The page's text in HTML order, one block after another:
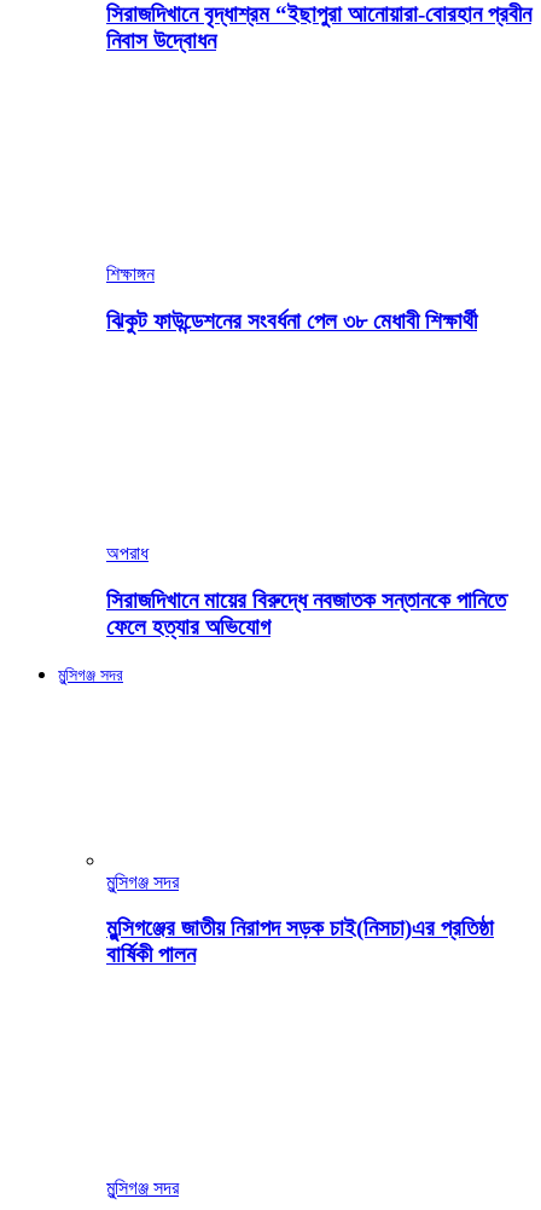
সিরাজদিখানে বৃদ্ধাশ্রম “ইছাপুরা আনোয়ারা-বোরহান প্রবীন
নিবাস উদ্বোধন
শিক্ষাঙ্গন
ঝিকুট ফাউন্ডেশনের সংবর্ধনা পেল ৩৮ মেধাবী শিক্ষার্থী
অপরাধ
সিরাজদিখানে মায়ের বিরুদ্ধে নবজাতক সন্তানকে পানিতে
ফেলে হত্যার অভিযোগ
মুন্সিগঞ্জ সদর
মুন্সিগঞ্জ সদর
মুন্সিগঞ্জের জাতীয় নিরাপদ সড়ক চাই(নিসচা)এর প্রতিষ্ঠা
বার্ষিকী পালন
মুন্সিগঞ্জ সদর